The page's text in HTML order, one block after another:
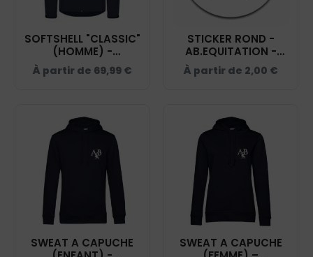
SOFTSHELL "CLASSIC"
(HOMME) -
AB.EQUITATION -
NAVY - 0200912
À partir de 69,99 €
STICKER ROND -
AB.EQUITATION -
STI001
À partir de 2,00 €
SWEAT A CAPUCHE
SWEAT A CAPUCHE